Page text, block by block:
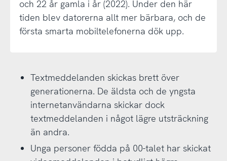
och 22 år gamla i år (2022). Under den här
tiden blev datorerna allt mer bärbara, och de
första smarta mobiltelefonerna dök upp.
Textmeddelanden skickas brett över
generationerna. De äldsta och de yngsta
internetanvändarna skickar dock
textmeddelanden i något lägre utsträckning
än andra.
Unga personer födda på 00-talet har skickat